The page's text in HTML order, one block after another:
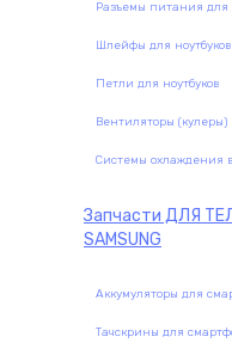
Разъемы питания для
Шлейфы для ноутбуков
Петли для ноутбуков
Вентиляторы (кулеры)
Системы охлаждения
Запчасти ДЛЯ
SAMSUNG
Аккумуляторы для
Тачскрины для